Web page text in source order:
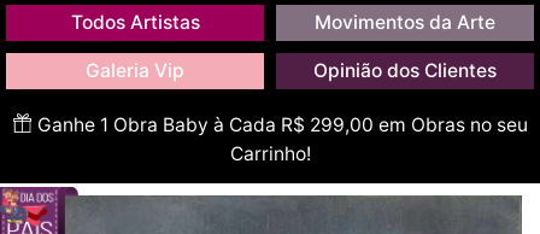
Todos Artistas Movimentos da Arte
Galeria Vip Opinião dos Clientes
Ganhe 1 Obra Baby à Cada R$ 299,00 em Obras no seu
Carrinho!